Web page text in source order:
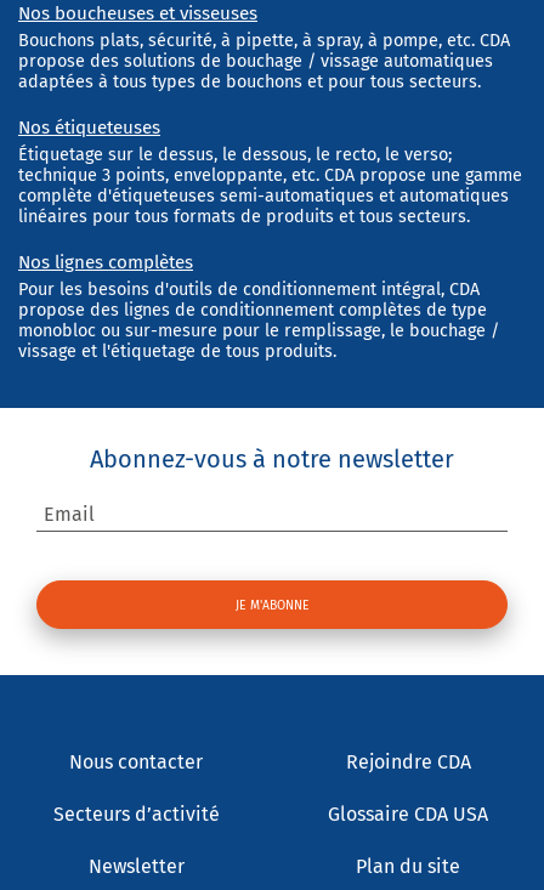
Nos boucheuses et visseuses
Bouchons plats, sécurité, à pipette, à spray, à pompe, etc. CDA
propose des solutions de bouchage / vissage automatiques
adaptées à tous types de bouchons et pour tous secteurs.
Nos étiqueteuses
Étiquetage sur le dessus, le dessous, le recto, le verso;
technique 3 points, enveloppante, etc. CDA propose une gamme
complète d'étiqueteuses semi-automatiques et automatiques
linéaires pour tous formats de produits et tous secteurs.
Nos lignes complètes
Pour les besoins d'outils de conditionnement intégral, CDA
propose des lignes de conditionnement complètes de type
monobloc ou sur-mesure pour le remplissage, le bouchage /
vissage et l'étiquetage de tous produits.
Abonnez-vous à notre newsletter
Email
Nous contacter Rejoindre CDA
Secteurs d’activité Glossaire CDA USA
Newsletter Plan du site